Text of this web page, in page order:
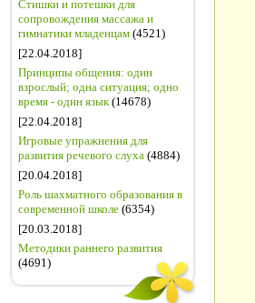
Стишки и потешки для
сопровождения массажа и
гимнатики младенцам (4521)
[22.04.2018]
Принципы общения: один
взрослый; одна ситуация; одно
время - один язык(14678)
[22.04.2018]
Игровые упражнения для
развития речевого слуха (4884)
[20.04.2018]
Роль шахматного образования в
современной школе (6354)
[20.03.2018]
Методики раннего развития
(4691)